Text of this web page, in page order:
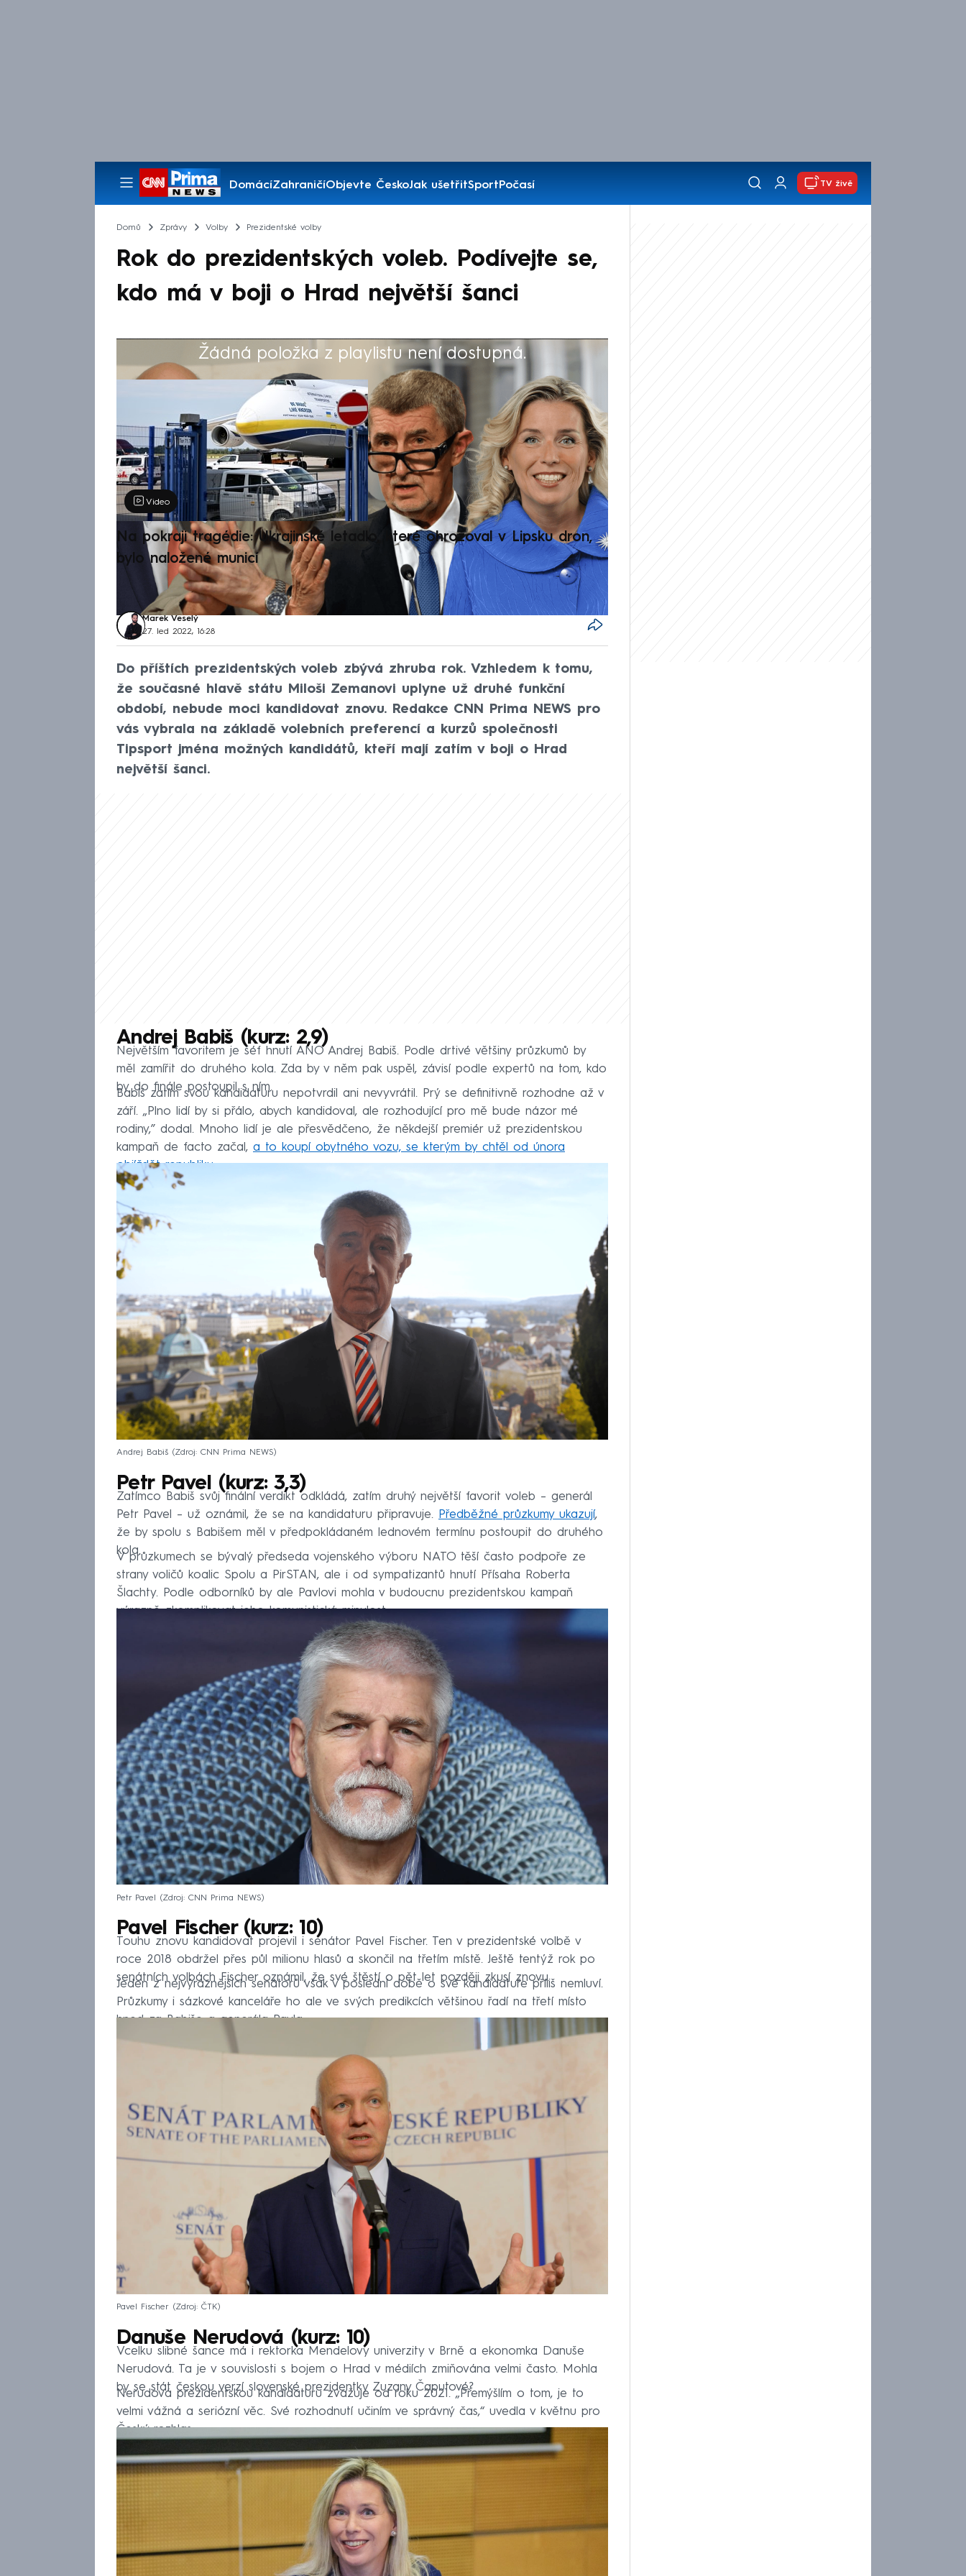
DomácíZahraničíObjevte ČeskoJak ušetřitSportPočasí
Pořady
TV živě
Domů Zprávy Volby Prezidentské volby
Rok do prezidentských voleb. Podívejte se,
kdo má v boji o Hrad největší šanci
Žádná položka z playlistu není dostupná.
Výběr redakce
Video
Na pokraji tragédie: Ukrajinské letadlo, které ohrožoval v Lipsku dron,
bylo naložené municí
Marek Veselý
27. led 2022, 16:28
Do příštích prezidentských voleb zbývá zhruba rok. Vzhledem k tomu,
že současné hlavě státu Miloši Zemanovi uplyne už druhé funkční
období, nebude moci kandidovat znovu. Redakce CNN Prima NEWS pro
vás vybrala na základě volebních preferencí a kurzů společnosti
Tipsport jména možných kandidátů, kteří mají zatím v boji o Hrad
největší šanci.
Andrej Babiš (kurz: 2,9)
Největším favoritem je šéf hnutí ANO Andrej Babiš. Podle drtivé většiny průzkumů by
měl zamířit do druhého kola. Zda by v něm pak uspěl, závisí podle expertů na tom, kdo
by do finále postoupil s ním.
Babiš zatím svou kandidaturu nepotvrdil ani nevyvrátil. Prý se definitivně rozhodne až v
září. „Plno lidí by si přálo, abych kandidoval, ale rozhodující pro mě bude názor mé
rodiny,” dodal. Mnoho lidí je ale přesvědčeno, že někdejší premiér už prezidentskou
kampaň de facto začal, a to koupí obytného vozu, se kterým by chtěl od února
objíždět republiku.
Andrej Babiš Zdroj: CNN Prima NEWS
Petr Pavel (kurz: 3,3)
Zatímco Babiš svůj finální verdikt odkládá, zatím druhý největší favorit voleb – generál
Petr Pavel – už oznámil, že se na kandidaturu připravuje. Předběžné průzkumy ukazují,
že by spolu s Babišem měl v předpokládaném lednovém termínu postoupit do druhého
kola.
V průzkumech se bývalý předseda vojenského výboru NATO těší často podpoře ze
strany voličů koalic Spolu a PirSTAN, ale i od sympatizantů hnutí Přísaha Roberta
Šlachty. Podle odborníků by ale Pavlovi mohla v budoucnu prezidentskou kampaň
výrazně zkomplikovat jeho komunistická minulost.
Petr Pavel Zdroj: CNN Prima NEWS
Pavel Fischer (kurz: 10)
Touhu znovu kandidovat projevil i senátor Pavel Fischer. Ten v prezidentské volbě v
roce 2018 obdržel přes půl milionu hlasů a skončil na třetím místě. Ještě tentýž rok po
senátních volbách Fischer oznámil, že své štěstí o pět let později zkusí znovu.
Jeden z nejvýraznějších senátorů však v poslední době o své kandidatuře příliš nemluví.
Průzkumy i sázkové kanceláře ho ale ve svých predikcích většinou řadí na třetí místo
hned za Babiše a generála Pavla.
Pavel Fischer Zdroj: ČTK
Danuše Nerudová (kurz: 10)
Vcelku slibné šance má i rektorka Mendelovy univerzity v Brně a ekonomka Danuše
Nerudová. Ta je v souvislosti s bojem o Hrad v médiích zmiňována velmi často. Mohla
by se stát českou verzí slovenské prezidentky Zuzany Čaputové?
Nerudová prezidentskou kandidaturu zvažuje od roku 2021. „Přemýšlím o tom, je to
velmi vážná a seriózní věc. Své rozhodnutí učiním ve správný čas,“ uvedla v květnu pro
Český rozhlas.